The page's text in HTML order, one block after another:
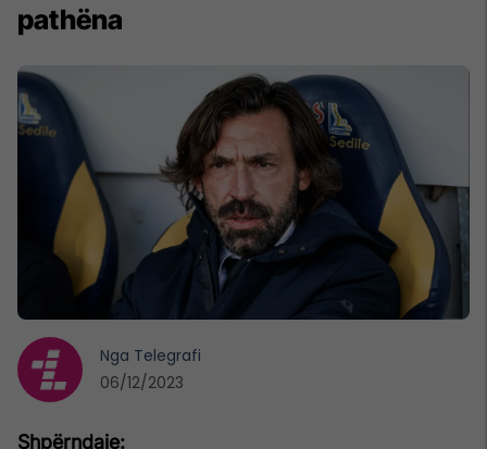
pathëna
Nga Telegrafi
06/12/2023